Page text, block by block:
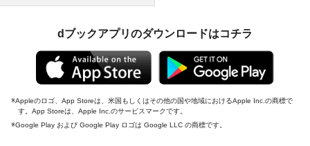
dブックアプリのダウンロードはコチラ
Appleのロゴ、App Storeは、米国もしくはその他の国や地域におけるApple Inc.の商標で
す。App Storeは、Apple Inc.のサービスマークです。
Google Play および Google Play ロゴは Google LLC の商標です。